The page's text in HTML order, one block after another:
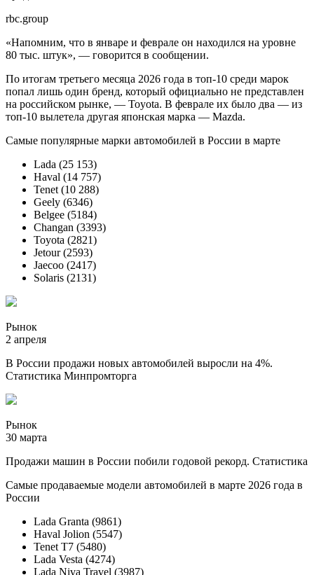
rbc.group
«Напомним, что в январе и феврале он находился на уровне
80 тыс. штук», — говорится в сообщении.
По итогам третьего месяца 2026 года в топ-10 среди марок
попал лишь один бренд, который официально не представлен
на российском рынке, — Toyota. В феврале их было два — из
топ-10 вылетела другая японская марка — Mazda.
Самые популярные марки автомобилей в России в марте
Lada (25 153)
Haval (14 757)
Tenet (10 288)
Geely (6346)
Belgee (5184)
Changan (3393)
Toyota (2821)
Jetour (2593)
Jaecoo (2417)
Solaris (2131)
Рынок
2 апреля
В России продажи новых автомобилей выросли на 4%.
Статистика Минпромторга
Рынок
30 марта
Продажи машин в России побили годовой рекорд. Статистика
Самые продаваемые модели автомобилей в марте 2026 года в
России
Lada Granta (9861)
Haval Jolion (5547)
Tenet T7 (5480)
Lada Vesta (4274)
Lada Niva Travel (3987)